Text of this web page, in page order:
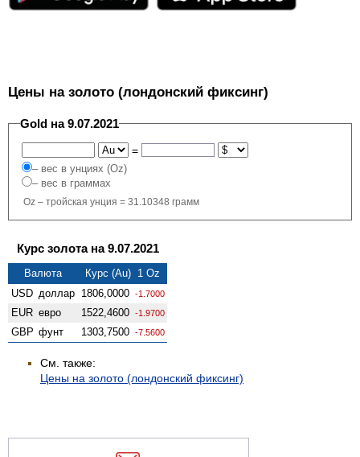
Цены на золото (лондонский фиксинг)
Gold на 9.07.2021
=
– вес в унциях (Oz)
– вес в граммах
Oz – тройская унция = 31.10348 грамм
Курс золота на 9.07.2021
Валюта
Курс (Au) 1 Oz
USD доллар 1806,0000 -1.7000
EUR евро 1522,4600 -1.9700
GBP фунт 1303,7500 -7.5600
См. также:
Цены на золото (лондонский фиксинг)